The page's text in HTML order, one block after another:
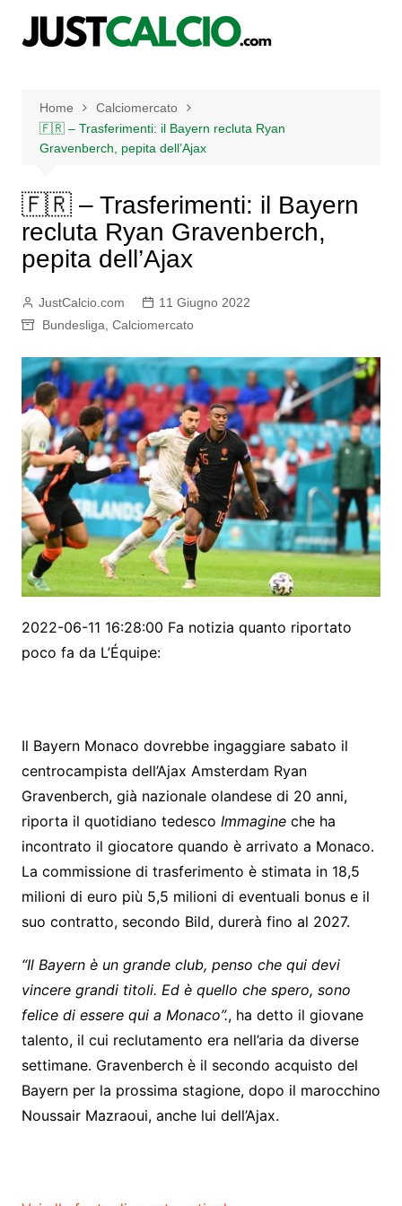
Home
Calciomercato
🇫🇷 – Trasferimenti: il Bayern recluta Ryan
Gravenberch, pepita dell’Ajax
🇫🇷 – Trasferimenti: il Bayern
recluta Ryan Gravenberch,
pepita dell’Ajax
JustCalcio.com
11 Giugno 2022
Bundesliga Calciomercato
2022-06-11 16:28:00 Fa notizia quanto riportato
poco fa da L’Équipe:
Il Bayern Monaco dovrebbe ingaggiare sabato il
centrocampista dell’Ajax Amsterdam Ryan
Gravenberch, già nazionale olandese di 20 anni,
riporta il quotidiano tedesco Immagineche ha
incontrato il giocatore quando è arrivato a Monaco.
La commissione di trasferimento è stimata in 18,5
milioni di euro più 5,5 milioni di eventuali bonus e il
suo contratto, secondo Bild, durerà fino al 2027.
“Il Bayern è un grande club, penso che qui devi
vincere grandi titoli. Ed è quello che spero, sono
felice di essere qui a Monaco”., ha detto il giovane
talento, il cui reclutamento era nell’aria da diverse
settimane. Gravenberch è il secondo acquisto del
Bayern per la prossima stagione, dopo il marocchino
Noussair Mazraoui, anche lui dell’Ajax.